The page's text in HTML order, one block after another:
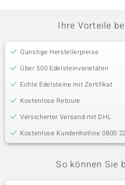
Ihre Vorteile
Günstige Herstellerpreise
Über 500 Edelsteinvarietäten
Echte Edelsteine mit Zertifikat
Kostenlose Retoure
Versicherter Versand mit DHL
Kostenlose Kundenhotline 0800
So können Sie